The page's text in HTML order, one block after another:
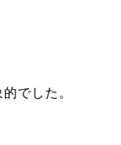
でした。